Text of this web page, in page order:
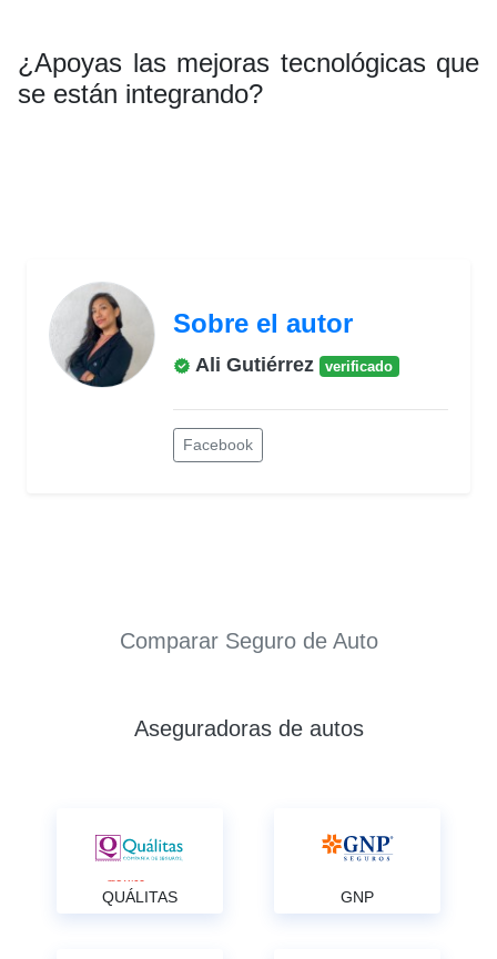
¿Apoyas las mejoras tecnológicas que
se están integrando?
Sobre el autor
Ali Gutiérrez verificado
Facebook
Comparar Seguro de Auto
Aseguradoras de autos
QUÁLITAS GNP